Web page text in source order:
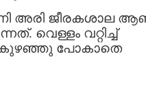
അരി ജീരകശാല
വെള്ളം വറ്റിച്ച്
കുഴഞ്ഞു പോകാതെ